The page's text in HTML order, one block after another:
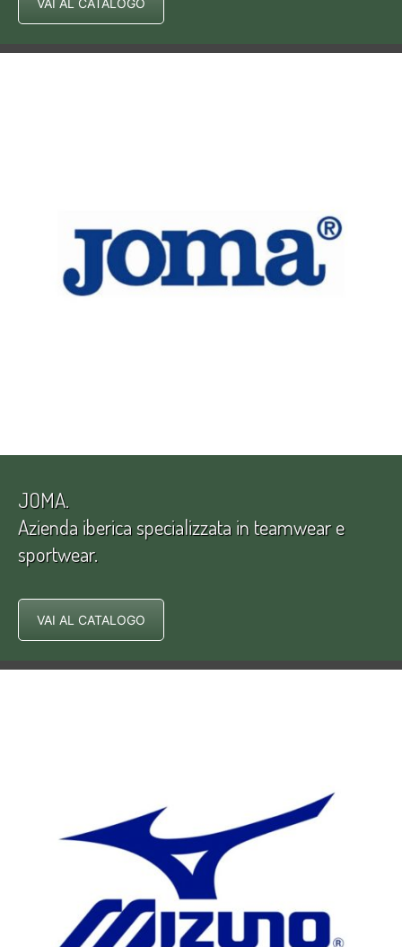
VAI AL CATALOGO
JOMA.
Azienda iberica specializzata in teamwear e
sportwear.
VAI AL CATALOGO